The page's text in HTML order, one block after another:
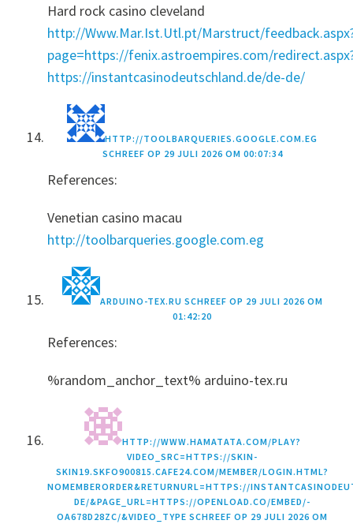
Hard rock casino cleveland
http://Www.Mar.Ist.Utl.pt/Marstruct/
page=https://fenix.astroempires.com/
https://instantcasinodeutschland.de/de-de/
HTTP://TOOLBARQUERIES.GOOGLE.COM.EG
SCHREEF OP 29 JULI 2026 OM 00:07:34
References:
Venetian casino macau
http://toolbarqueries.google.com.eg
ARDUINO-TEX.RU SCHREEF OP 29 JULI 2026 OM
01:42:20
References:
%random_anchor_text% arduino-tex.ru
HTTP://WWW.HAMATATA.COM/PLAY?
VIDEO_SRC=HTTPS://SKIN-
SKIN19.SKFO900815.CAFE24.COM/MEMBER/LOGIN.HTML?
NOMEMBERORDER&RETURNURL=HTTPS://
DE/&PAGE_URL=HTTPS://OPENLOAD.CO/EMBED/-
OA678D28ZC/&VIDEO_TYPE SCHREEF OP 29 JULI 2026 OM